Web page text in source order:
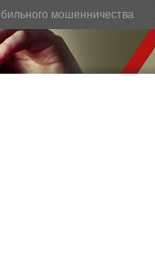
мошенничества